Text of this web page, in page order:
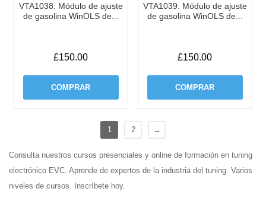
VTA1038: Módulo de ajuste
de gasolina WinOLS de...
£150.00
COMPRAR
VTA1039: Módulo de ajuste
de gasolina WinOLS de...
£150.00
COMPRAR
1 2 →
Consulta nuestros cursos presenciales y online de formación en tuning
electrónico EVC. Aprende de expertos de la industria del tuning. Varios
niveles de cursos. Inscríbete hoy.